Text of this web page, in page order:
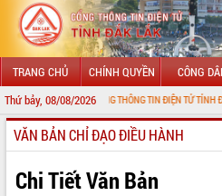
TRANG CHỦ CHÍNH QUYỀN CÔNG
Thứ bảy, 08/08/2026
ĐẾN VỚI CỔNG THÔNG TIN ĐIỆN TỬ TỈNH ĐẮK LẮK
GIỚI THIỆU
LÃNH ĐẠO UBND TỈNH
VĂN BẢN CHỈ ĐẠO ĐIỀU HÀNH
Chi Tiết Văn Bản